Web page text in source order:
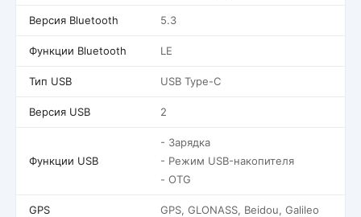
Версия Bluetooth 5.3
Функции Bluetooth LE
Тип USB USB Type-C
Версия USB 2
Функции USB
- Зарядка
- Режим USB-накопителя
- OTG
GPS GPS, GLONASS, Beidou, Galileo